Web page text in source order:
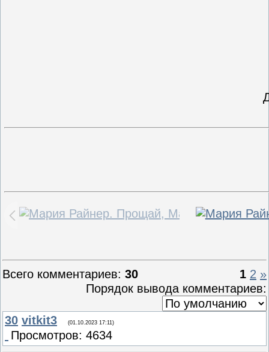
Всего комментариев: 30 1 2 »
Порядок вывода комментариев:
30 vitkit3 (01.10.2023 17:11)
Просмотров: 4634